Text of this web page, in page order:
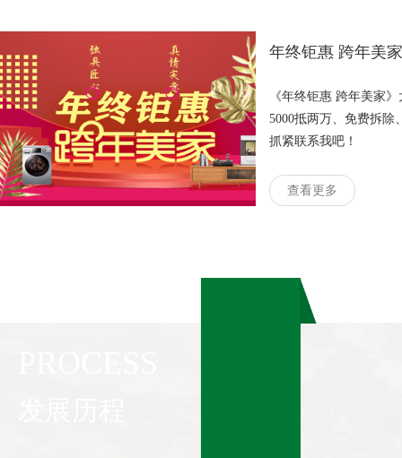
年终钜惠 跨年美家
《年终钜惠 跨年美家》大型活动开始啦！装修交
5000抵两万、免费拆除
抓紧联系我吧！
查看更多